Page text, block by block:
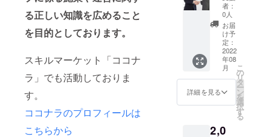
る正しい知識を広めること
を目的としております。
スキルマーケット「ココナ
ラ」でも活動しておりま
す。
ココナラのプロフィールは
こちらから
供します。
本サロンで
は過去の経
験・実績の
中から特に
効果が高い
の販促情報
ることでメ
セージ
を送ら
せて頂
きま
す。
【ご提
供方
法】
メール
の文章
による
セージ
者：
0人
お届
け予
定：
2022
年08
月
詳細を見る
こ
の
リ
タ
ー
ン
を
選
択
す
る
2,0